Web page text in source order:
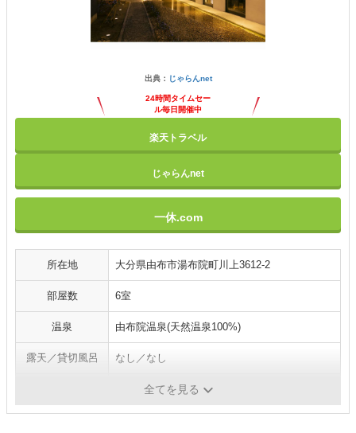
出典： じゃらんnet
24時間タイムセー
ル毎日開催中
楽天トラベル
じゃらんnet
一休.com
所在地 大分県由布市湯布院町川上3612-2
部屋数 6室
温泉 由布院温泉(天然温泉100%)
露天／貸切風呂 なし／なし
禁煙ルーム・駐車場／送迎
全てを見る